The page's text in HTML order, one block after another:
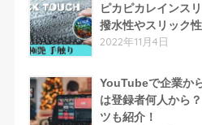
ピカピカレインス
撥水性やスリック
2022年11月4日
YouTubeで企業か
は登録者何人から
ツも紹介！